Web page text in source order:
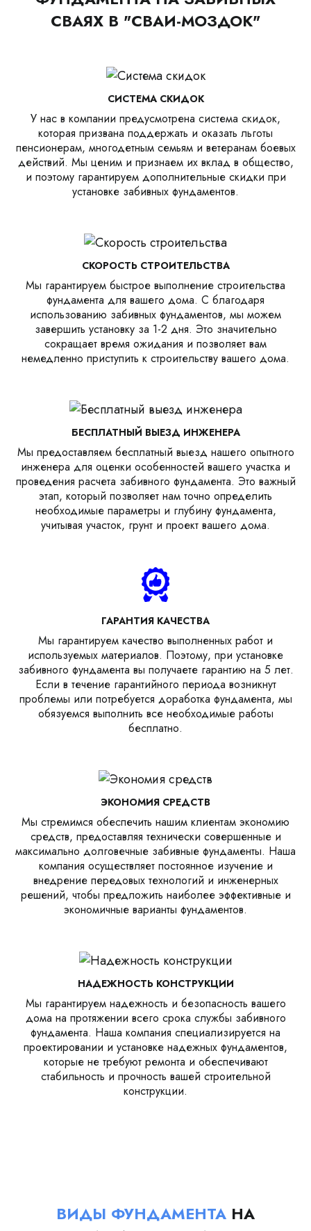
СВАЯХ В "СВАИ-МОЗДОК"
СИСТЕМА СКИДОК
У нас в компании предусмотрена система скидок,
которая призвана поддержать и оказать льготы
пенсионерам, многодетным семьям и ветеранам боевых
действий. Мы ценим и признаем их вклад в общество,
и поэтому гарантируем дополнительные скидки при
установке забивных фундаментов.
СКОРОСТЬ СТРОИТЕЛЬСТВА
Мы гарантируем быстрое выполнение строительства
фундамента для вашего дома. С благодаря
использованию забивных фундаментов, мы можем
завершить установку за 1-2 дня. Это значительно
сокращает время ожидания и позволяет вам
немедленно приступить к строительству вашего дома.
БЕСПЛАТНЫЙ ВЫЕЗД ИНЖЕНЕРА
Мы предоставляем бесплатный выезд нашего опытного
инженера для оценки особенностей вашего участка и
проведения расчета забивного фундамента. Это важный
этап, который позволяет нам точно определить
необходимые параметры и глубину фундамента,
учитывая участок, грунт и проект вашего дома.
ГАРАНТИЯ КАЧЕСТВА
Мы гарантируем качество выполненных работ и
используемых материалов. Поэтому, при установке
забивного фундамента вы получаете гарантию на 5 лет.
Если в течение гарантийного периода возникнут
проблемы или потребуется доработка фундамента, мы
обязуемся выполнить все необходимые работы
бесплатно.
ЭКОНОМИЯ СРЕДСТВ
Мы стремимся обеспечить нашим клиентам экономию
средств, предоставляя технически совершенные и
максимально долговечные забивные фундаменты. Наша
компания осуществляет постоянное изучение и
внедрение передовых технологий и инженерных
решений, чтобы предложить наиболее эффективные и
экономичные варианты фундаментов.
НАДЕЖНОСТЬ КОНСТРУКЦИИ
Мы гарантируем надежность и безопасность вашего
дома на протяжении всего срока службы забивного
фундамента. Наша компания специализируется на
проектировании и установке надежных фундаментов,
которые не требуют ремонта и обеспечивают
стабильность и прочность вашей строительной
конструкции.
ВИДЫ ФУНДАМЕНТА НА